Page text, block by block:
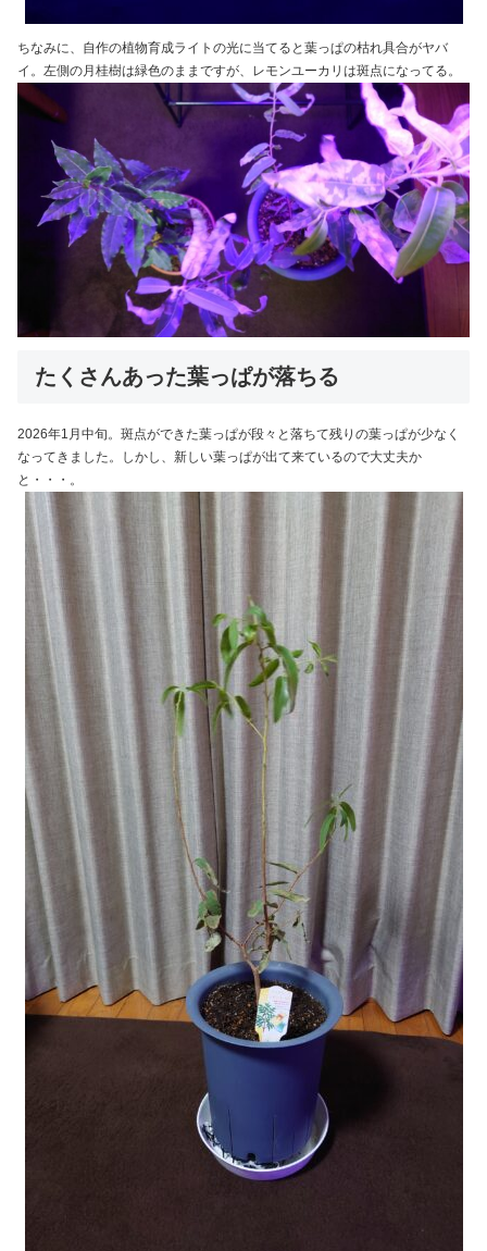
ちなみに、自作の植物育成ライトの光に当てると葉っぱの枯れ具合がヤバ
イ。左側の月桂樹は緑色のままですが、レモンユーカリは斑点になってる。
たくさんあった葉っぱが落ちる
2026年1月中旬。斑点ができた葉っぱが段々と落ちて残りの葉っぱが少なく
なってきました。しかし、新しい葉っぱが出て来ているので大丈夫か
と・・・。